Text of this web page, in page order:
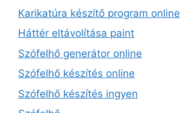
Karikatúra készítő program online
Háttér eltávolítása paint
Szófelhő generátor online
Szófelhő készítés online
Szófelhő készítés ingyen